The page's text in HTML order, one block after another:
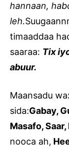
hannaan,
leh.
timaaddaa
saaraa: Tix
abuur.
Maansadu
sida:Gabay,
Masafo,
nooca ah,